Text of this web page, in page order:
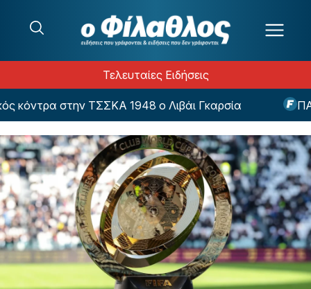
Τελευταίες Ειδήσεις
στην ΤΣΣΚΑ 1948 ο Λιβάι Γκαρσία ΠΑΟΚ